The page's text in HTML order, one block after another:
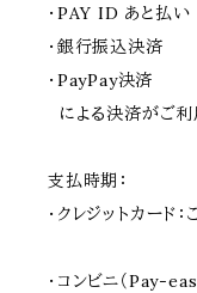
・PAY ID あと払い
・銀行振込決済
・PayPay決済
による決済がご利
支払時期：
・クレジットカード
・コンビニ（Pay-